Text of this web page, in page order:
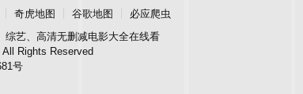
奇虎地图 谷歌地图
必应爬虫
艺、高清无删减电影大全在线看
Rights Reserved
号